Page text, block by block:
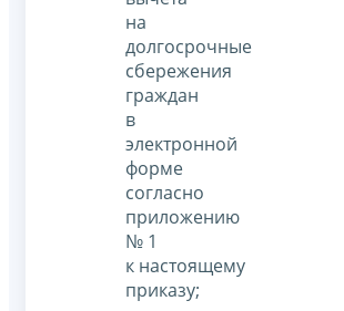
на
долгосрочные
сбережения
граждан
в
электронной
форме
согласно
приложению
№ 1
к настоящему
приказу;